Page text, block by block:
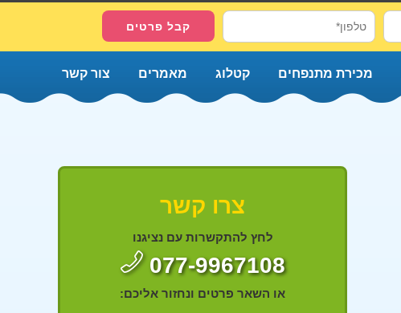
מכירת מתנפחים קטלוג מאמרים צור קשר
צרו קשר
לחץ להתקשרות עם נציגנו
077-9967108
או השאר פרטים ונחזור אליכם: